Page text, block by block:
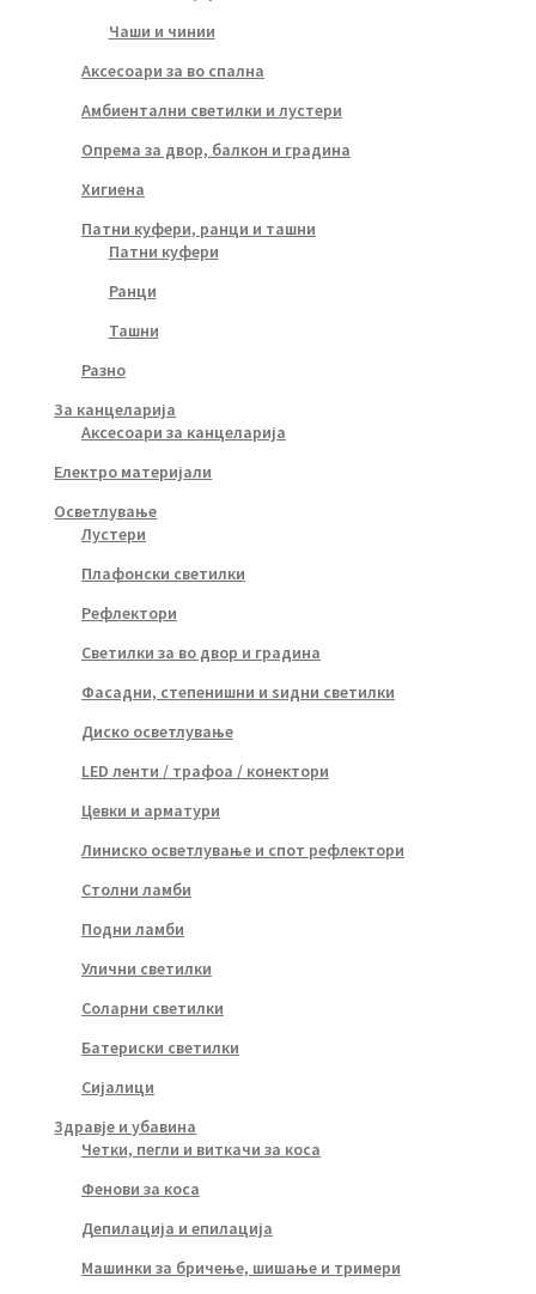
Чаши и чинии
Аксесоари за во спална
Амбиентални светилки и лустери
Опрема за двор, балкон и градина
Хигиена
Патни куфери, ранци и ташни
Патни куфери
Ранци
Ташни
Разно
За канцеларија
Аксесоари за канцеларија
Електро материјали
Осветлување
Лустери
Плафонски светилки
Рефлектори
Светилки за во двор и градина
Фасадни, степенишни и ѕидни светилки
Диско осветлување
LED ленти / трафоа / конектори
Цевки и арматури
Линиско осветлување и спот рефлектори
Столни ламби
Подни ламби
Улични светилки
Соларни светилки
Батериски светилки
Сијалици
Здравје и убавина
Четки, пегли и виткачи за коса
Фенови за коса
Депилација и епилација
Машинки за бричење, шишање и тримери